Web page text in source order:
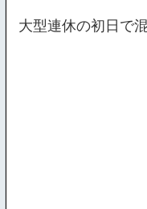
大型連休の初日で